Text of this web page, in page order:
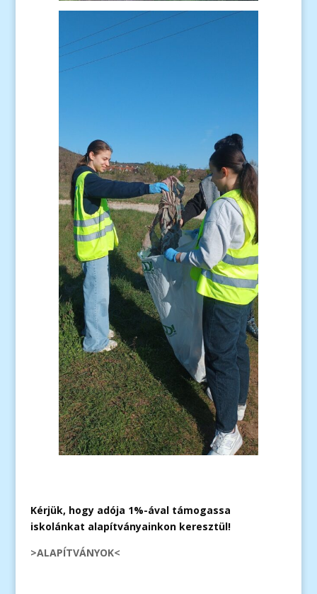
Kérjük, hogy adója 1%-ával támogassa
iskolánkat alapítványainkon keresztül!
>ALAPÍTVÁNYOK<